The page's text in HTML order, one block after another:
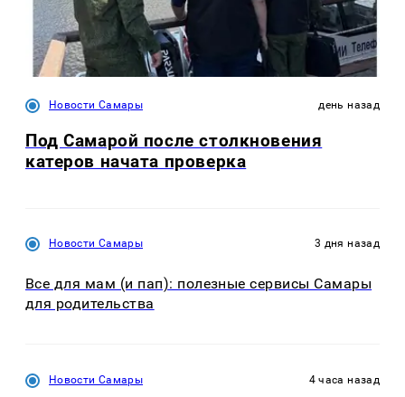
Новости Самары день назад
Под Самарой после столкновения
катеров начата проверка
Новости Самары 3 дня назад
Все для мам (и пап): полезные сервисы Самары
для родительства
Новости Самары 4 часа назад